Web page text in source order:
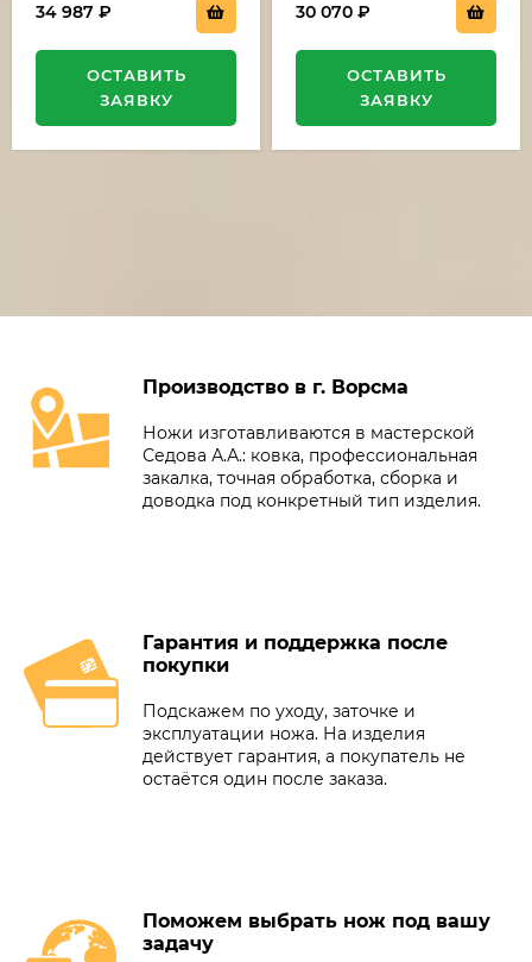
34 987 ₽
ОСТАВИТЬ
ЗАЯВКУ
30 070 ₽
ОСТАВИТЬ
ЗАЯВКУ
Производство в г. Ворсма
Ножи изготавливаются в мастерской
Седова А.А.: ковка, профессиональная
закалка, точная обработка, сборка и
доводка под конкретный тип изделия.
Гарантия и поддержка после
покупки
Подскажем по уходу, заточке и
эксплуатации ножа. На изделия
действует гарантия, а покупатель не
остаётся один после заказа.
Поможем выбрать нож под вашу
задачу